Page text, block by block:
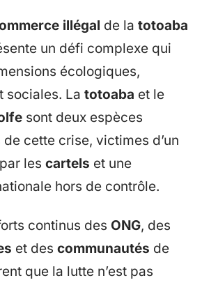
illégal de la totoaba
un défi complexe qui
écologiques,
sociales. La totoaba et le
sont deux espèces
cette crise, victimes d’un
les cartels et une
hors de contrôle.
continus des ONG, des
et des communautés de
que la lutte n’est pas